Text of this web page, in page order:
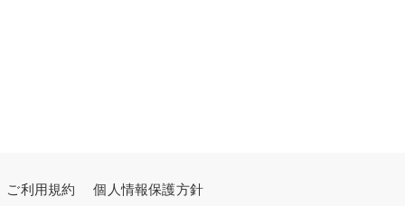
ご利用規約
個人情報保護方針